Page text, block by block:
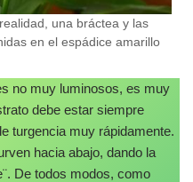
una bráctea y las
en el espádice amarillo
no muy luminosos, es muy
debe estar siempre
turgencia muy rápidamente.
hacia abajo, dando la
De todos modos, como